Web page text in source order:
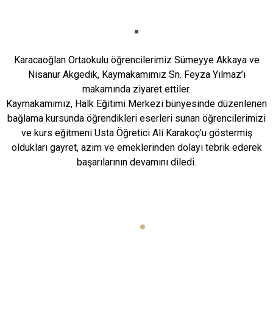
Karacaoğlan Ortaokulu öğrencilerimiz Sümeyye Akkaya ve
Nisanur Akgedik, Kaymakamımız Sn. Feyza Yılmaz’ı
makamında ziyaret ettiler.
Kaymakamımız, Halk Eğitimi Merkezi bünyesinde düzenlenen
bağlama kursunda öğrendikleri eserleri sunan öğrencilerimizi
ve kurs eğitmeni Usta Öğretici Ali Karakoç’u göstermiş
oldukları gayret, azim ve emeklerinden dolayı tebrik ederek
başarılarının devamını diledi.